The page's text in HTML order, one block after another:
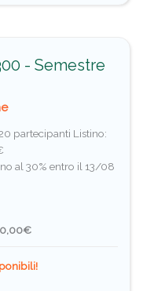
- Semestre
partecipanti Listino:
al 30% entro il 13/08